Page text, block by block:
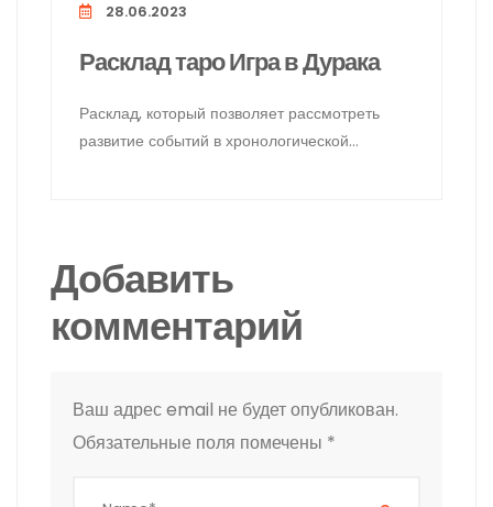
28.06.2023
Расклад таро Игра в Дурака
Расклад, который позволяет рассмотреть
развитие событий в хронологической
Добавить
комментарий
Ваш адрес email не будет опубликован.
Обязательные поля помечены *